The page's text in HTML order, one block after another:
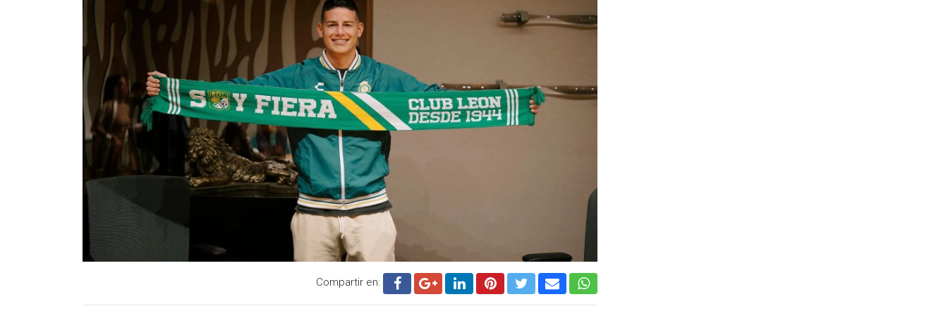
Inconformidad y apelaciones
Tanto Pachuca como León externaron su desacuerdo y anunciaron que apelarán la decisión ante el
Tribunal de Arbitraje Deportivo (TAS).
Pachuca: “Estamos inconformes con esta decisión que apelaremos hasta sus últimas instancias, ya que
todas las pruebas que acreditan nuestra independencia administrativa y deportiva fueron presentadas con
absoluta transparencia”.
León: “En los últimos meses presentamos pruebas que confirman que el Club León se maneja de manera
autónoma en todos los aspectos económicos, administrativos y deportivos”.
La FIFA aún no ha anunciado qué equipo reemplazará a León en el Mundial de Clubes 2025, pero se espera
que en las próximas semanas se dé a conocer la decisión.
Visita y accede a todo nuestro contenido | www.cadenanoticias.com
Facebook:
| Instagram: @cadenanoticiasmx
Whatsapp:
@CadenaNoticias @CadenaNoticias
Compartir en: